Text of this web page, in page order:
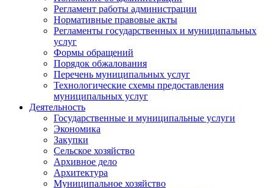
Регламент работы администрации
Нормативные правовые акты
Регламенты государственных и муниципальных
услуг
Формы обращений
Порядок обжалования
Перечень муниципальных услуг
Технологические схемы предоставления
муниципальных услуг
Деятельность
Государственные и муниципальные услуги
Экономика
Закупки
Сельское хозяйство
Архивное дело
Архитектура
Муниципальное хозяйство